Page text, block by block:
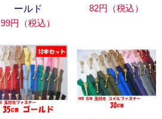
ールド
99円（税込）
82円（税込）